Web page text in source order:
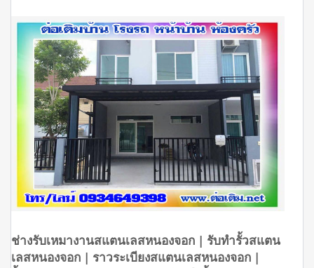
ช่างรับเหมางานสแตนเลสหนองจอก | รับทำรั้วสแตน
เลสหนองจอก | ราวระเบียงสแตนเลสหนองจอก |